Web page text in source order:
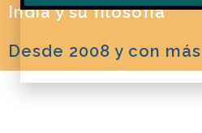
India y su filosofía
Desde 2008 y con